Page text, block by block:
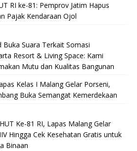
RI ke-81: Pemprov Jatim Hapus
Pajak Kendaraan Ojol
Buka Suara Terkait Somasi
Resort & Living Space: Kami
Mutu dan Kualitas Bangunan
Kelas I Malang Gelar Porseni,
Buka Semangat Kemerdekaan
Ke-81 RI, Lapas Malang Gelar
Hingga Cek Kesehatan Gratis untuk
Binaan